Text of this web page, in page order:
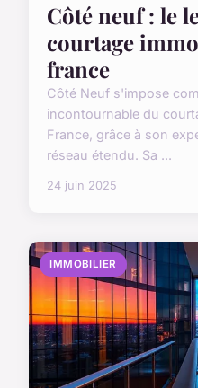
Côté neuf : le
courtage
france
Côté Neuf s'impose
incontournable du
France, grâce à son
réseau étendu. Sa ...
24 juin 2025
IMMOBILIER